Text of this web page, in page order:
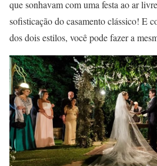
que sonhavam com uma festa ao ar
sofisticação do casamento clássico! E
dos dois estilos, você pode fazer a